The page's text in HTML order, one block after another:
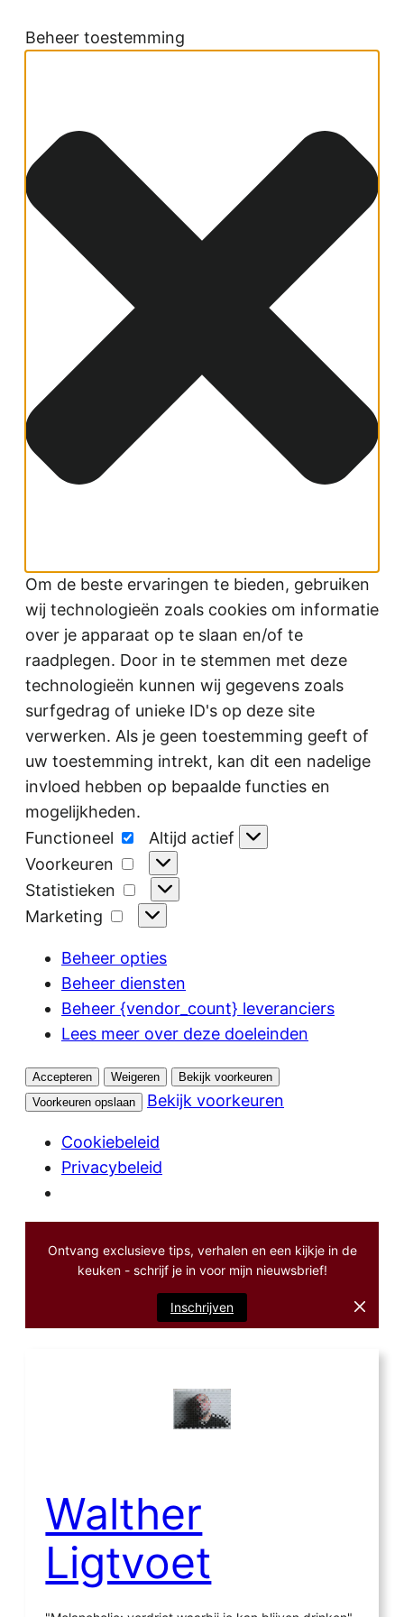
Beheer toestemming
Om de beste ervaringen te bieden, gebruiken
wij technologieën zoals cookies om informatie
over je apparaat op te slaan en/of te
raadplegen. Door in te stemmen met deze
technologieën kunnen wij gegevens zoals
surfgedrag of unieke ID's op deze site
verwerken. Als je geen toestemming geeft of
uw toestemming intrekt, kan dit een nadelige
invloed hebben op bepaalde functies en
mogelijkheden.
Functioneel
Functioneel
Altijd actief
Voorkeuren
Voorkeuren
Statistieken
Statistieken
Marketing
Marketing
Beheer opties
Beheer diensten
Beheer {vendor_count} leveranciers
Lees meer over deze doeleinden
Accepteren Weigeren
Bekijk voorkeuren
Voorkeuren opslaan
Bekijk voorkeuren
Cookiebeleid
Privacybeleid
Ontvang exclusieve tips, verhalen en een kijkje in de
keuken - schrijf je in voor mijn nieuwsbrief!
Inschrijven
Walther
Ligtvoet